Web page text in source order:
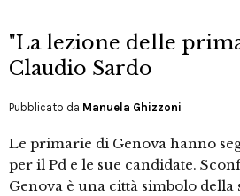
"La lezione delle
Claudio Sardo
Pubblicato da Manuela Ghizzoni
Le primarie di Genova hanno
per il Pd e le sue candidate.
Genova è una città simbolo della